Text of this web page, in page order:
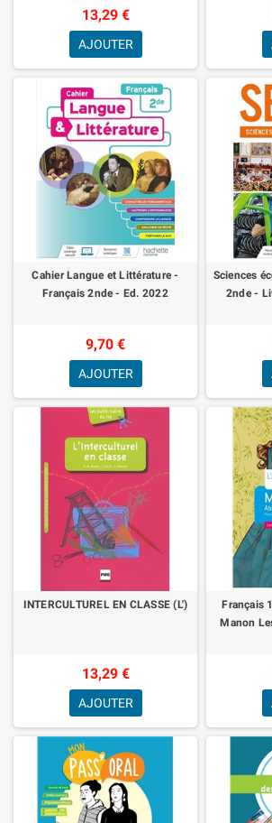
13,29 €
AJOUTER
Cahier Langue et Littérature -
Français 2nde - Ed. 2022
9,70 €
AJOUTER
Sciences
2nde -
INTERCULTUREL EN CLASSE (L')
13,29 €
AJOUTER
Français
Manon